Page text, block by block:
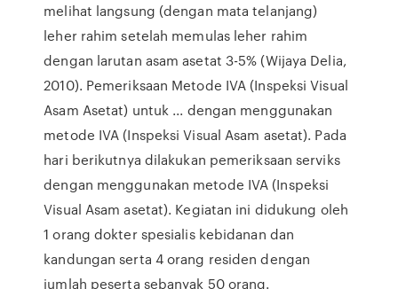
melihat langsung (dengan mata telanjang)
leher rahim setelah memulas leher rahim
dengan larutan asam asetat 3-5% (Wijaya Delia,
2010). Pemeriksaan Metode IVA (Inspeksi Visual
Asam Asetat) untuk ... dengan menggunakan
metode IVA (Inspeksi Visual Asam asetat). Pada
hari berikutnya dilakukan pemeriksaan serviks
dengan menggunakan metode IVA (Inspeksi
Visual Asam asetat). Kegiatan ini didukung oleh
1 orang dokter spesialis kebidanan dan
kandungan serta 4 orang residen dengan
jumlah peserta sebanyak 50 orang.